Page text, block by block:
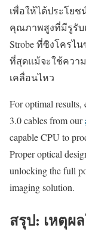
เพื่อให้ได้ประโยช
คุณภาพสูงที่มีรูรับ
Strobe ที่ซิงโครไ
ที่สุดแม้จะใช้ควา
เคลื่อนไหว
For optimal results,
3.0 cables from our
capable CPU to
Proper optical
unlocking the full
imaging solution.
สรุป: เหตุผ